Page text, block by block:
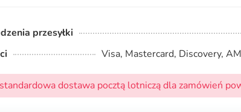
przesyłki
Visa, Mastercard, Discovery,
dostawa pocztą lotniczą dla zamówień